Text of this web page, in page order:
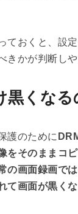
ておくと、設
きかが判断しや
黒くなる
護のために
をそのままコ
の画面録画で
て画面が黒く